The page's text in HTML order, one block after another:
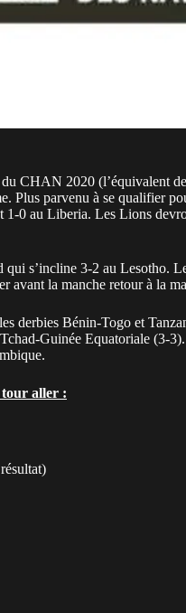
CHAN 2020 (l’équivalent
Plus parvenu à se qualifier
1-0 au Liberia. Les Lions
s’incline 3-2 au Lesotho.
avant la manche retour à la
derbies Bénin-Togo et
Guinée Equatoriale (3-
aller :